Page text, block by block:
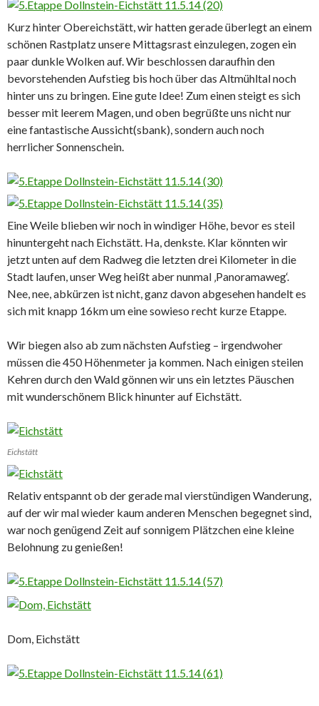
Kurz hinter Obereichstätt, wir hatten gerade überlegt an einem
schönen Rastplatz unsere Mittagsrast einzulegen, zogen ein
paar dunkle Wolken auf. Wir beschlossen daraufhin den
bevorstehenden Aufstieg bis hoch über das Altmühltal noch
hinter uns zu bringen. Eine gute Idee! Zum einen steigt es sich
besser mit leerem Magen, und oben begrüßte uns nicht nur
eine fantastische Aussicht(sbank), sondern auch noch
herrlicher Sonnenschein.
Eine Weile blieben wir noch in windiger Höhe, bevor es steil
hinuntergeht nach Eichstätt. Ha, denkste. Klar könnten wir
jetzt unten auf dem Radweg die letzten drei Kilometer in die
Stadt laufen, unser Weg heißt aber nunmal ‚Panoramaweg‘.
Nee, nee, abkürzen ist nicht, ganz davon abgesehen handelt es
sich mit knapp 16km um eine sowieso recht kurze Etappe.
Wir biegen also ab zum nächsten Aufstieg – irgendwoher
müssen die 450 Höhenmeter ja kommen. Nach einigen steilen
Kehren durch den Wald gönnen wir uns ein letztes Päuschen
mit wunderschönem Blick hinunter auf Eichstätt.
Eichstätt
Relativ entspannt ob der gerade mal vierstündigen Wanderung,
auf der wir mal wieder kaum anderen Menschen begegnet sind,
war noch genügend Zeit auf sonnigem Plätzchen eine kleine
Belohnung zu genießen!
Dom, Eichstätt